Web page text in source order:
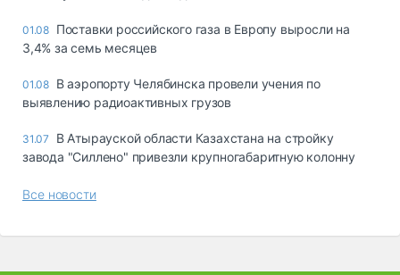
01.08 Поставки российского газа в Европу выросли на
3,4% за семь месяцев
01.08 В аэропорту Челябинска провели учения по
выявлению радиоактивных грузов
31.07
В Атырауской области Казахстана на стройку
завода "Силлено" привезли крупногабаритную колонну
Все новости